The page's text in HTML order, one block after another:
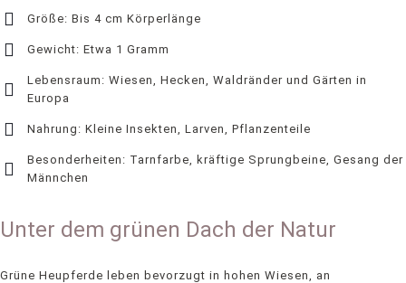
Größe: Bis 4 cm Körperlänge
Gewicht: Etwa 1 Gramm
Lebensraum: Wiesen, Hecken, Waldränder und Gärten in
Europa
Nahrung: Kleine Insekten, Larven, Pflanzenteile
Besonderheiten: Tarnfarbe, kräftige Sprungbeine, Gesang der
Männchen
Unter dem grünen Dach der Natur
Grüne Heupferde leben bevorzugt in hohen Wiesen, an